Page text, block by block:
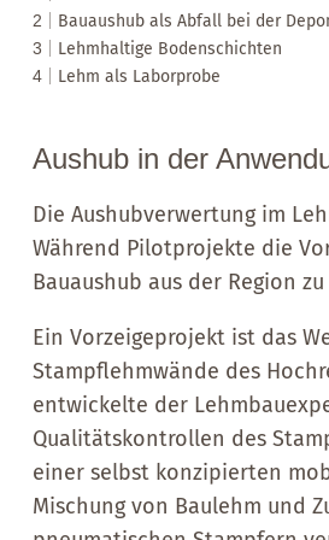
2 Bauaushub als Abfall bei der
3 Lehmhaltige Bodenschichten
4 Lehm als Laborprobe
Aushub in der
Die Aushubverwertung im
Während Pilotprojekte die
Bauaushub aus der Region
Ein Vorzeigeprojekt ist das
Stampflehmwände des
entwickelte der
Qualitätskontrollen des
einer selbst konzipierten
Mischung von Baulehm und